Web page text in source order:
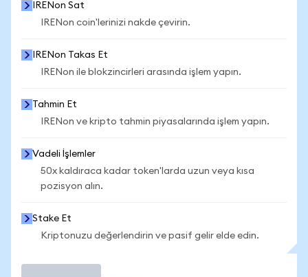
IRENon Sat
IRENon coin'lerinizi nakde çevirin.
IRENon Takas Et
IRENon ile blokzincirleri arasında işlem yapın.
Tahmin Et
IRENon ve kripto tahmin piyasalarında işlem yapın.
Vadeli İşlemler
50x kaldıraca kadar token'larda uzun veya kısa
pozisyon alın.
Stake Et
Kriptonuzu değerlendirin ve pasif gelir elde edin.